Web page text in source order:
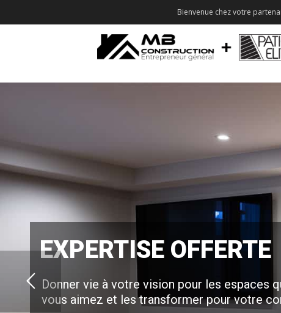
Bienvenue chez votre
EXPERTISE OFFERTE
Donner vie à votre vision pour les espaces
vous aimez et les transformer pour votre